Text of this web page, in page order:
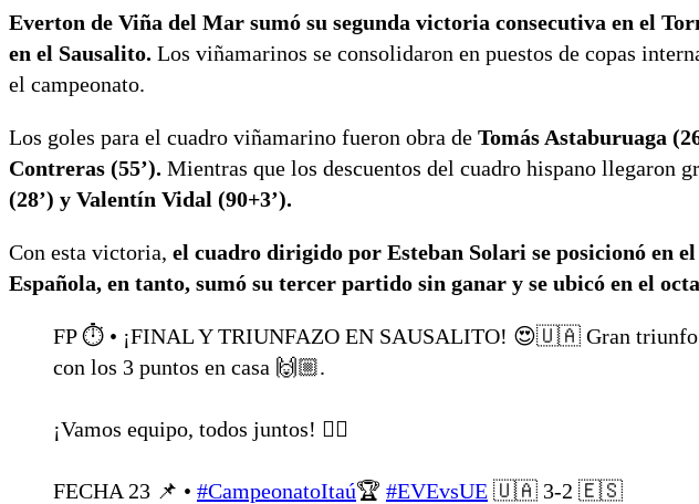
Everton de Viña del Mar sumó su segunda victoria consecutiva en el
en el Sausalito. Los viñamarinos se consolidaron en puestos de copas
el campeonato.
Los goles para el cuadro viñamarino fueron obra de Tomás Astaburuaga
Contreras (55’). Mientras que los descuentos del cuadro hispano llegaron
(28’) y Valentín Vidal (90+3’).
Con esta victoria, el cuadro dirigido por Esteban Solari se posicionó en
Española, en tanto, sumó su tercer partido sin ganar y se ubicó en el
FP ⏱️ • ¡FINAL Y TRIUNFAZO EN SAUSALITO! 😍🇺🇦 Gran triunfo
con los 3 puntos en casa 🙌🏼.
¡Vamos equipo, todos juntos! ❤️‍🔥
FECHA 23 📌 • #CampeonatoItaú🏆 #EVEvsUE 🇺🇦 3-2 🇪🇸